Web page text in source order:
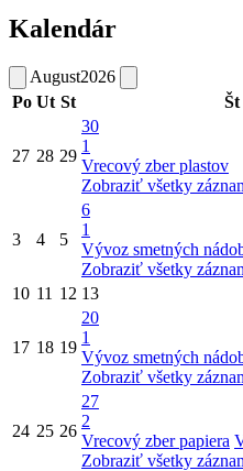
Kalendár
August2026
Po Ut St Št
27 28 29
30
1
Vrecový zber plastov
Zobraziť všetky
3 4 5
6
1
Vývoz smetných
Zobraziť všetky
10 11 12 13
17 18 19
20
1
Vývoz smetných
Zobraziť všetky
24 25 26
27
2
Vrecový zber papiera
Zobraziť všetky